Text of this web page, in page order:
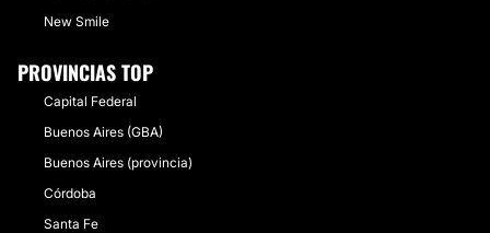
New Smile
PROVINCIAS TOP
Capital Federal
Buenos Aires (GBA)
Buenos Aires (provincia)
Córdoba
Santa Fe